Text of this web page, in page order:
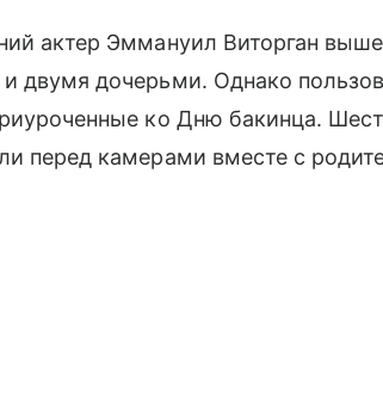
актер Эммануил Виторган
двумя дочерьми. Однако
ко Дню бакинца.
перед камерами вместе с